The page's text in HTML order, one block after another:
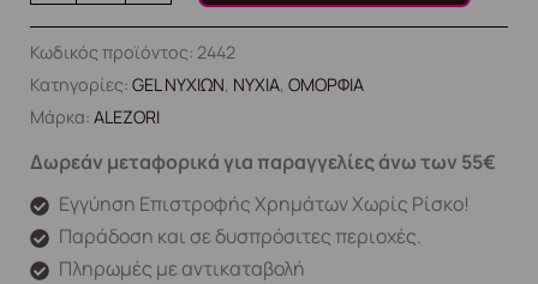
Κωδικός προϊόντος: 2442
Κατηγορίες: GEL ΝΥΧΙΩΝ, ΝΥΧΙΑ, ΟΜΟΡΦΙΑ
Μάρκα: ALEZORI
Δωρεάν μεταφορικά για παραγγελίες άνω των 55€
Εγγύηση Επιστροφής Χρημάτων Χωρίς Ρίσκο!
Παράδοση και σε δυσπρόσιτες περιοχές.
Πληρωμές με αντικαταβολή